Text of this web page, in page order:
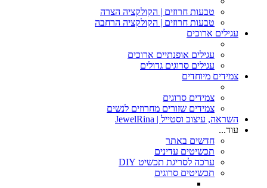
טבעות חרוזים | הקולקציה הצרה
טבעות חרוזים | הקולקציה הרחבה
עגילים ארוכים
עגילים אופנתיים ארוכים
עגילים סרוגים גדולים
צמידים מיוחדים
צמידים סרוגים
צמידים שזורים מחרוזים לנשים
השראה, עיצוב וסטייל | JewelRina
עוד...
חדשים באתר
תכשיטים עדינים
ערכה לסריגת תכשיט DIY
תכשיטים סרוגים